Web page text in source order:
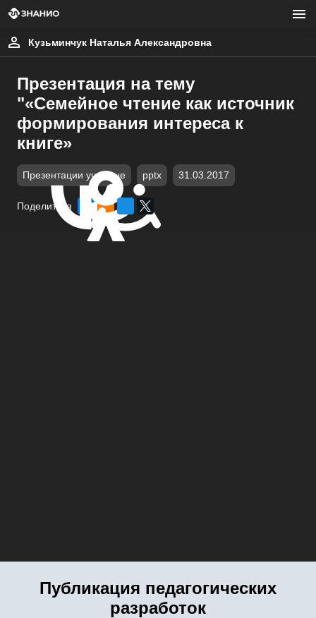
Кузьминчук Наталья Александровна
Презентация на тему
"«Семейное чтение как источник
формирования интереса к
книге»
Презентации учебные pptx 31.03.2017
Поделиться
Публикация педагогических
разработок